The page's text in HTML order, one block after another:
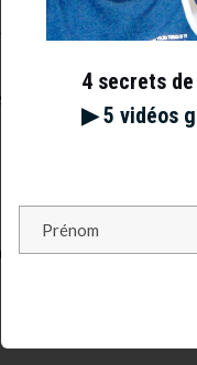
commentaire
ne sera pas publiée.
4 secrets
▶︎ 5 vidéos